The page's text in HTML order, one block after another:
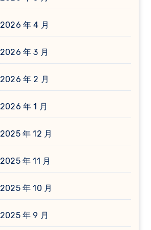
2026 年 4 月
2026 年 3 月
2026 年 2 月
2026 年 1 月
2025 年 12 月
2025 年 11 月
2025 年 10 月
2025 年 9 月